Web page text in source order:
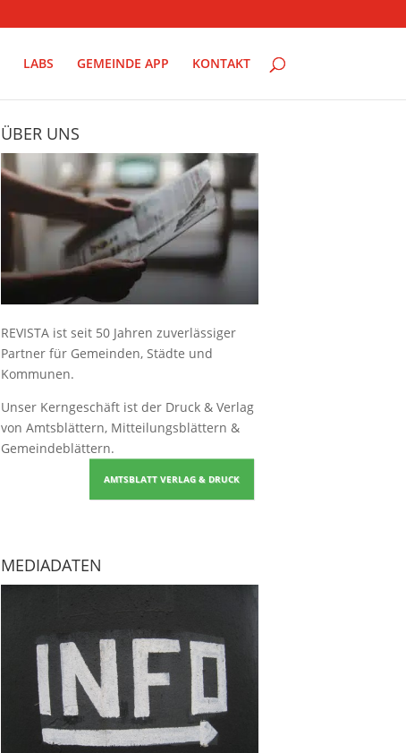
LABS GEMEINDE APP KONTAKT
ÜBER UNS
REVISTA ist seit 50 Jahren zuverlässiger
Partner für Gemeinden, Städte und
Kommunen.
Unser Kerngeschäft ist der Druck & Verlag
von Amtsblättern, Mitteilungsblättern &
Gemeindeblättern.
AMTSBLATT VERLAG & DRUCK
MEDIADATEN